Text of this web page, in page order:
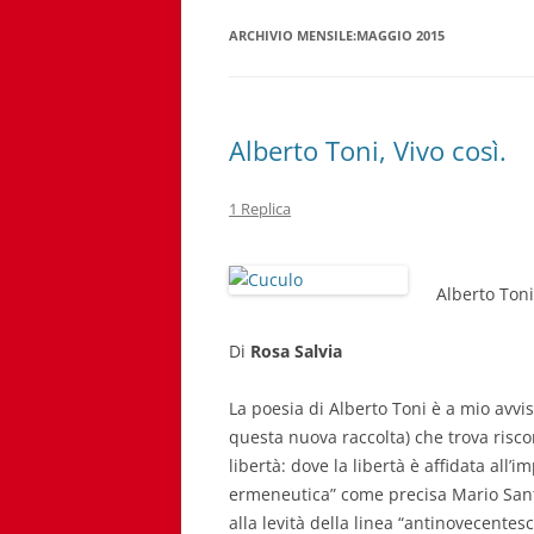
ARCHIVIO MENSILE:MAGGIO 2015
Alberto Toni, Vivo così.
1 Replica
Alberto
Di Rosa Salvia
La poesia di Alberto Toni è a mio
questa nuova raccolta) che trova
libertà: dove la libertà è affidata
ermeneutica” come precisa Mario
alla levità della linea